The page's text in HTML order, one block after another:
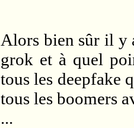
Alors bien sûr il y
grok et à quel
tous les deepfake
tous les boomers
...